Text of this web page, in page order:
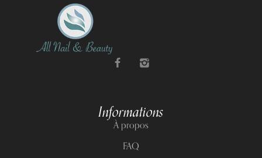
Informations
À propos
FAQ